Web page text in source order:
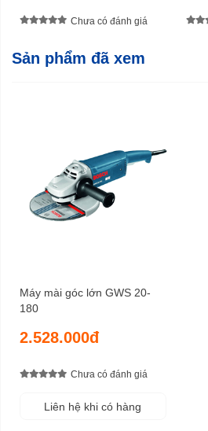
Chưa có đánh giá
Sản phẩm đã xem
Máy mài góc lớn GWS 20-
180
2.528.000đ
Chưa có đánh giá
Liên hệ khi có hàng